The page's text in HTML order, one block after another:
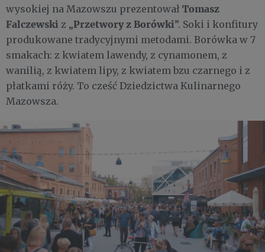
wysokiej na Mazowszu prezentował Tomasz
Falczewski z „Przetwory z Borówki”. Soki i konfitury
produkowane tradycyjnymi metodami. Borówka w 7
smakach: z kwiatem lawendy, z cynamonem, z
wanilią, z kwiatem lipy, z kwiatem bzu czarnego i z
płatkami róży. To cześć Dziedzictwa Kulinarnego
Mazowsza.